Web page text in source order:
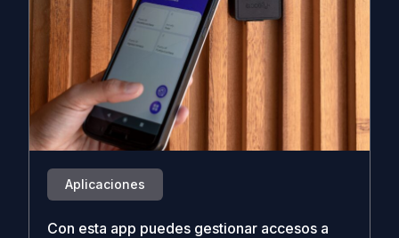
Aplicaciones
Con esta app puedes gestionar accesos a